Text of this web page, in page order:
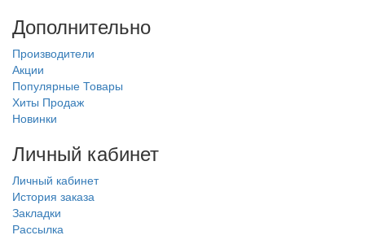
Дополнительно
Производители
Акции
Популярные Товары
Хиты Продаж
Новинки
Личный кабинет
Личный кабинет
История заказа
Закладки
Рассылка